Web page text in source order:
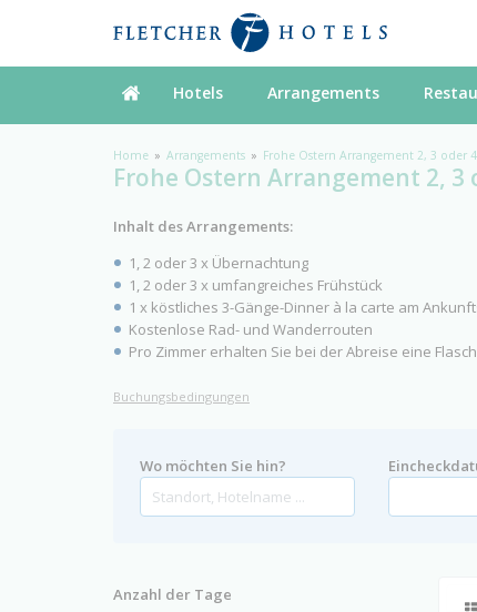
Hotels Arrangements
Home Arrangements Frohe Ostern Arrangement 2, 3 oder 4
Frohe Ostern Arrangement 2, 3
Inhalt des Arrangements:
1, 2 oder 3 x Übernachtung
1, 2 oder 3 x umfangreiches Frühstück
1 x köstliches 3-Gänge-Dinner à la carte am
Kostenlose Rad- und Wanderrouten
Pro Zimmer erhalten Sie bei der Abreise eine
Buchungsbedingungen
Wo möchten Sie hin?
Anzahl der Tage